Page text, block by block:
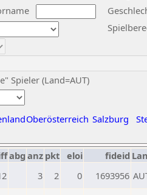
Spieler (Land=AUT)
Oberösterreich Salzburg
abg anz pkt eloi fideid
3 2 0 1693956